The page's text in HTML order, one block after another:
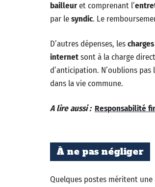
bailleuret comprenant l’
par lesyndic. Le
D’autres dépenses, les
internetsont à la charge
d’anticipation. N’oublions
dans la vie commune.
A lire aussi : Responsabilité
À ne pas négliger
Quelques postes méritent